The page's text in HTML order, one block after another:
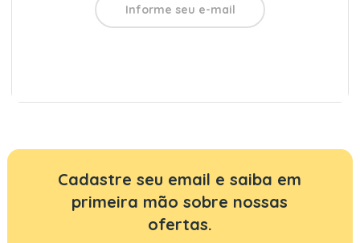
Cadastre seu email e saiba em
primeira mão sobre nossas
ofertas.